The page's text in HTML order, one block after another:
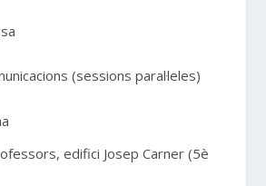
(sessions paral·leles)
edifici Josep Carner (5è